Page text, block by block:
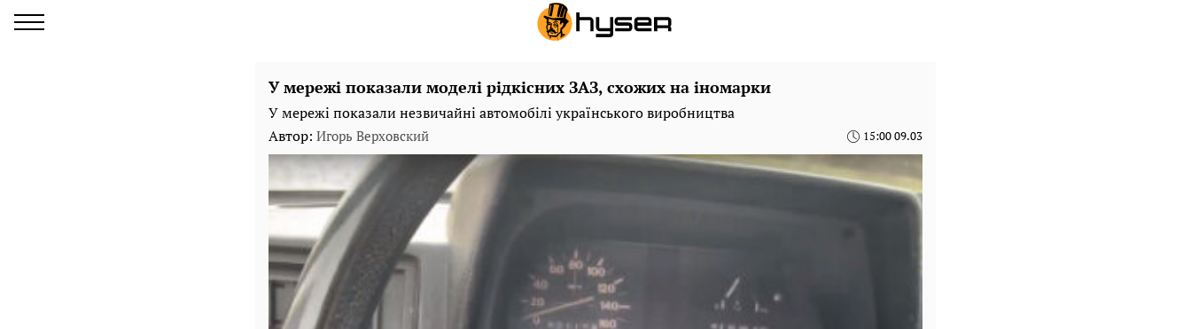
У мережі показали моделі рідкісних ЗАЗ, схожих на іномарки
У мережі показали незвичайні автомобілі українського виробництва
Автор: Игорь Верховский 15:00 09.03